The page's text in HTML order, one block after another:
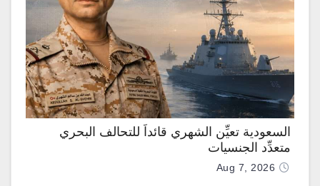
السعودية تعيِّن الشهري قائداً للتحالف البحري
متعدِّد الجنسيات
Aug 7, 2026